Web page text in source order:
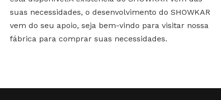
suas necessidades, o desenvolvimento do SHOWKAR
vem do seu apoio, seja bem-vindo para visitar nossa
fábrica para comprar suas necessidades.